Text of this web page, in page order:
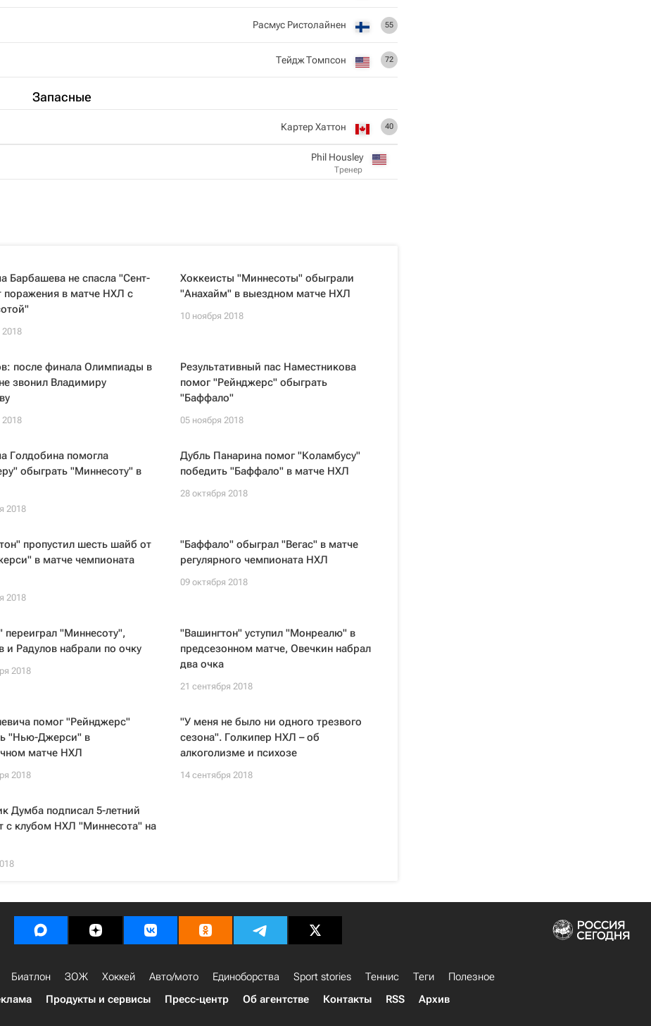
Запасные
55
Расмус Ристолайнен
72
Тейдж Томпсон
40
Картер Хаттон
Phil Housley
Тренер
Барбашева не спасла "Сент-
поражения в матче НХЛ с
2018
Хоккеисты "Миннесоты" обыграли
"Анахайм" в выездном матче НХЛ
10 ноября 2018
после финала Олимпиады в
звонил Владимиру
2018
Результативный пас Наместникова
помог "Рейнджерс" обыграть
"Баффало"
05 ноября 2018
Голдобина помогла
обыграть "Миннесоту" в
2018
Дубль Панарина помог "Коламбусу"
победить "Баффало" в матче НХЛ
28 октября 2018
пропустил шесть шайб от
в матче чемпионата
2018
"Баффало" обыграл "Вегас" в матче
регулярного чемпионата НХЛ
09 октября 2018
переиграл "Миннесоту",
и Радулов набрали по очку
2018
"Вашингтон" уступил "Монреалю" в
предсезонном матче, Овечкин набрал
два очка
21 сентября 2018
помог "Рейнджерс"
"Нью-Джерси" в
матче НХЛ
2018
"У меня не было ни одного трезвого
сезона". Голкипер НХЛ – об
алкоголизме и психозе
14 сентября 2018
Думба подписал 5-летний
с клубом НХЛ "Миннесота" на
Биатлон ЗОЖ Хоккей Авто/мото Единоборства Sport stories Теннис Теги
Полезное
Продукты и сервисы Пресс-центр Об агентстве Контакты RSS Архив